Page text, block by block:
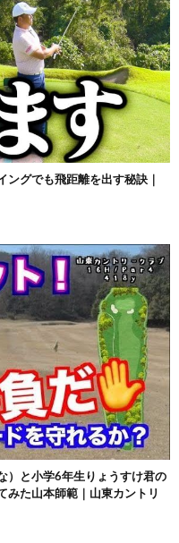
グでも飛距離を出す秘訣｜
）と小学6年生りょうすけ君の
みた山本師範｜山東カントリ